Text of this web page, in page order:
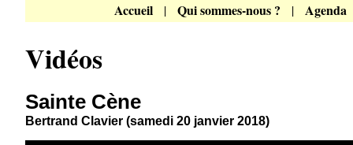
Accueil| Qui sommes-nous ? | Agenda
Vidéos
Sainte Cène
Bertrand Clavier (samedi 20 janvier 2018)